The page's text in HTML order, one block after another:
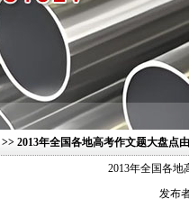
>> 2013年全国各地高考作文题大盘点
2013年全国各地
发布